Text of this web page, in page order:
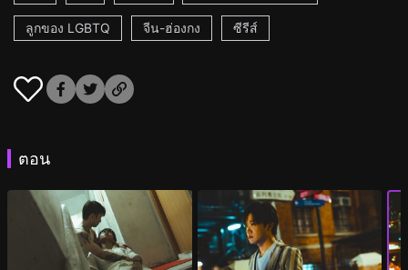
ลูกของ LGBTQ จีน-ฮ่องกง ซีรีส์
ตอน